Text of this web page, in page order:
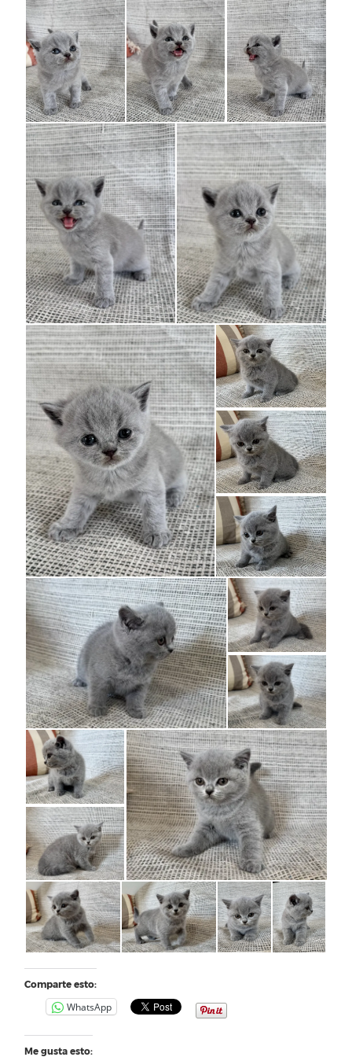
Comparte esto:
WhatsApp
Me gusta esto: